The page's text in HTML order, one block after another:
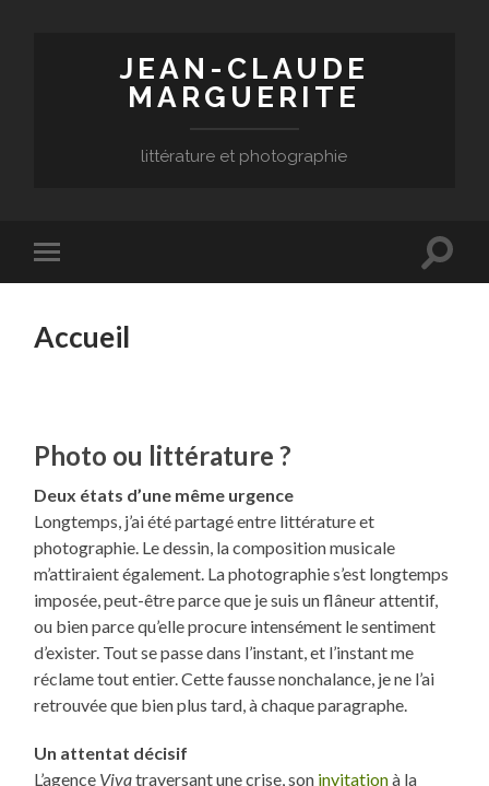
JEAN-CLAUDE
MARGUERITE
littérature et photographie
Toggle
mobile
Toggle
Accueil
Photo ou littérature ?
Deux états d’une même urgence
Longtemps, j’ai été partagé entre littérature et
photographie. Le dessin, la composition musicale
m’attiraient également. La photographie s’est longtemps
imposée, peut-être parce que je suis un flâneur attentif,
ou bien parce qu’elle procure intensément le sentiment
d’exister. Tout se passe dans l’instant, et l’instant me
réclame tout entier. Cette fausse nonchalance, je ne l’ai
retrouvée que bien plus tard, à chaque paragraphe.
Un attentat décisif
L’agence Vivatraversant une crise, son invitationà la